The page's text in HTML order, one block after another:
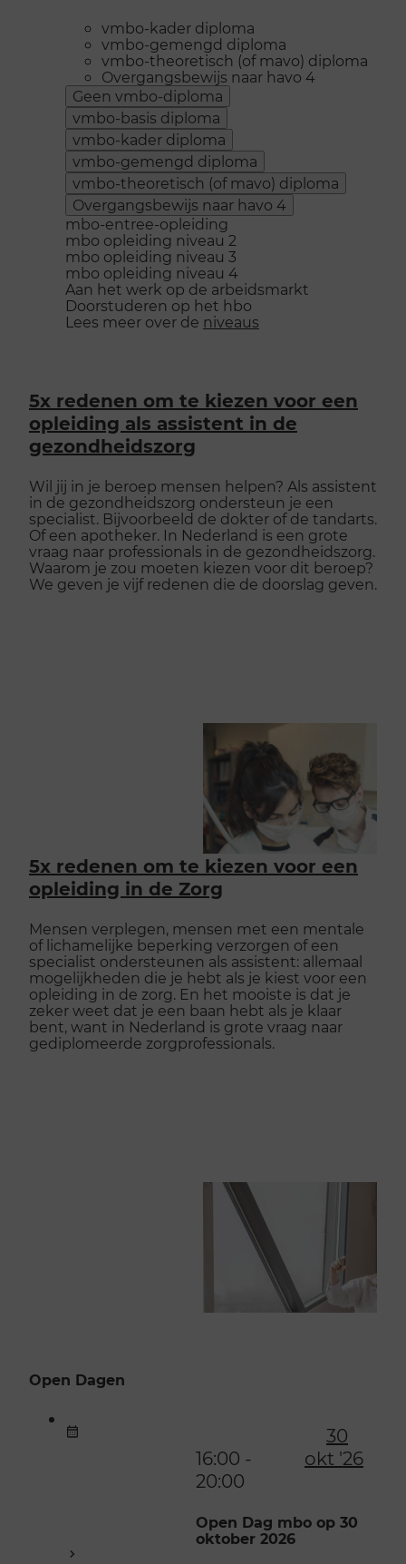
vmbo-kader diploma
vmbo-gemengd diploma
vmbo-theoretisch (of mavo) diploma
Overgangsbewijs naar havo 4
Geen vmbo-diploma
vmbo-basis diploma
vmbo-kader diploma
vmbo-gemengd diploma
vmbo-theoretisch (of mavo) diploma
Overgangsbewijs naar havo 4
mbo-entree-opleiding
mbo opleiding niveau 2
mbo opleiding niveau 3
mbo opleiding niveau 4
Aan het werk op de arbeidsmarkt
Doorstuderen op het hbo
Lees meer over de niveaus
5x redenen om te kiezen voor een
opleiding als assistent in de
gezondheidszorg
Wil jij in je beroep mensen helpen? Als assistent
in de gezondheidszorg ondersteun je een
specialist. Bijvoorbeeld de dokter of de tandarts.
Of een apotheker. In Nederland is een grote
vraag naar professionals in de gezondheidszorg.
Waarom je zou moeten kiezen voor dit beroep?
We geven je vijf redenen die de doorslag geven.
5x redenen om te kiezen voor een
opleiding in de Zorg
Mensen verplegen, mensen met een mentale
of lichamelijke beperking verzorgen of een
specialist ondersteunen als assistent: allemaal
mogelijkheden die je hebt als je kiest voor een
opleiding in de zorg. En het mooiste is dat je
zeker weet dat je een baan hebt als je klaar
bent, want in Nederland is grote vraag naar
gediplomeerde zorgprofessionals.
Open Dagen
30
okt '26
16:00 -
20:00
Open Dag mbo op 30
oktober 2026